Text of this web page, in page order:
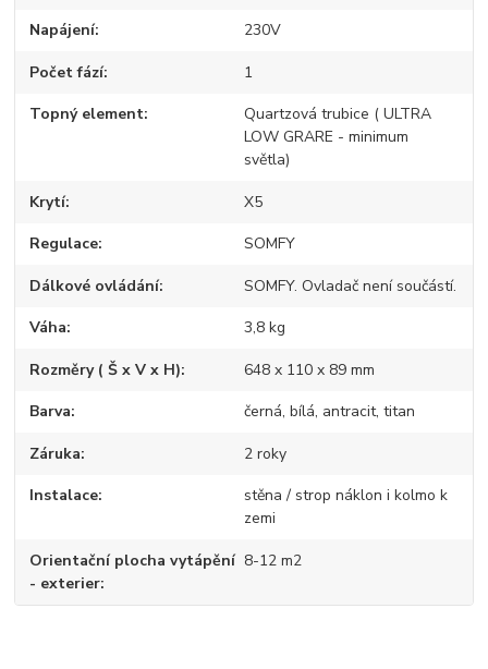
Napájení 230V
Počet fází 1
Topný element
Quartzová trubice ( ULTRA
LOW GRARE - minimum
světla)
Krytí X5
Regulace SOMFY
Dálkové ovládání SOMFY. Ovladač není součástí.
Váha 3,8 kg
Rozměry ( Š x V x H) 648 x 110 x 89 mm
Barva černá, bílá, antracit, titan
Záruka 2 roky
Instalace
stěna / strop náklon i kolmo k
zemi
Orientační plocha vytápění
- exterier
8-12 m2